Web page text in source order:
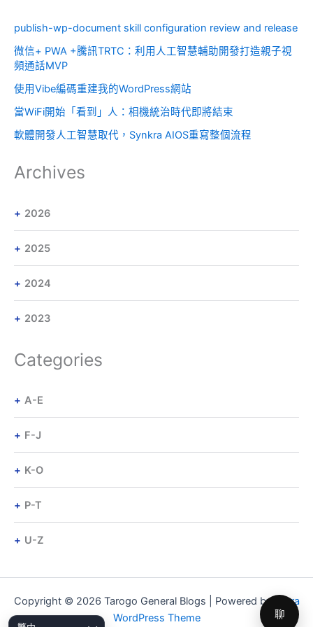
publish-wp-document skill configuration review and release
微信+ PWA +騰訊TRTC：利用人工智慧輔助開發打造親子視
頻通話MVP
使用Vibe編碼重建我的WordPress網站
當WiFi開始「看到」人：相機統治時代即將結束
軟體開發人工智慧取代，Synkra AIOS重寫整個流程
Archives
2026
2025
2024
2023
Categories
A-E
F-J
K-O
P-T
U-Z
Copyright © 2026 Tarogo General Blogs | Powered by
Astra
WordPress Theme
聊